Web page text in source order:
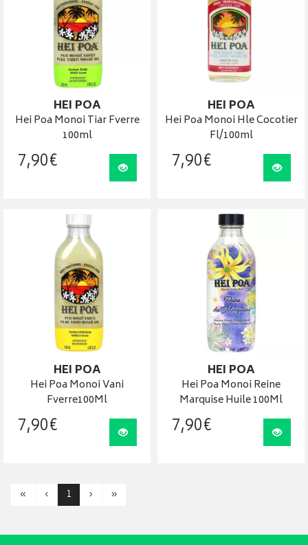
HEI POA
Hei Poa Monoi Tiar Fverre
100ml
7,90€ Visualiser
HEI POA
Hei Poa Monoi Hle Cocotier
Fl/100ml
7,90€
HEI POA
Hei Poa Monoi Vani
Fverre100Ml
7,90€ Visualiser
HEI POA
Hei Poa Monoi Reine
Marquise Huile 100Ml
7,90€
« ‹ 1 › »